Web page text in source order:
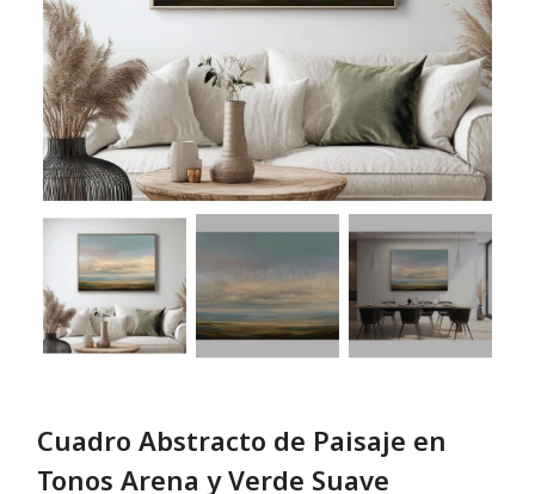
Cuadro Abstracto de Paisaje en
Tonos Arena y Verde Suave